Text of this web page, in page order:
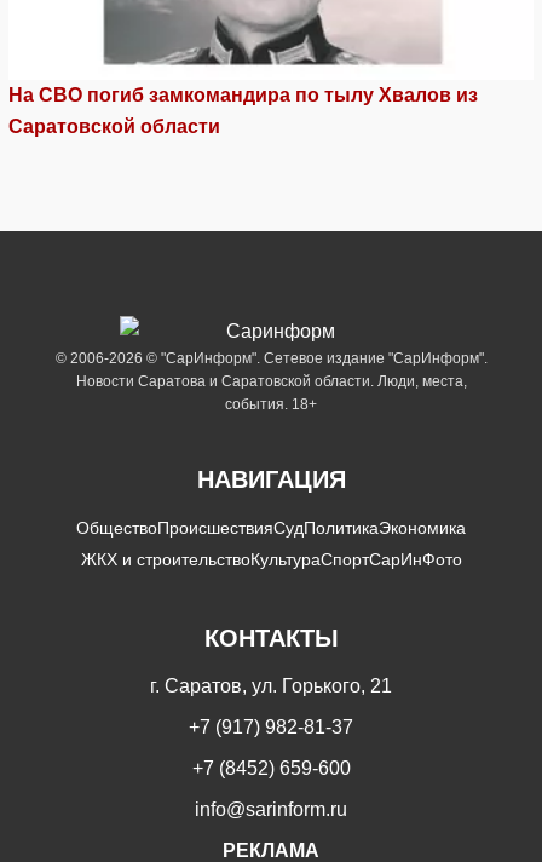
На СВО погиб замкомандира по тылу Хвалов из
Саратовской области
© 2006-2026 © "СарИнформ". Сетевое издание "СарИнформ".
Новости Саратова и Саратовской области. Люди, места,
события. 18+
НАВИГАЦИЯ
ОбществоПроисшествияСудПолитикаЭкономика
ЖКХ и строительствоКультураСпортСарИнФото
КОНТАКТЫ
г. Саратов, ул. Горького, 21
+7 (917) 982-81-37
+7 (8452) 659-600
info@sarinform.ru
РЕКЛАМА